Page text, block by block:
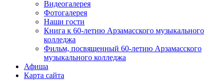
Видеогалерея
Фотогалерея
Наши гости
Книга к 60-летию Арзамасского музыкального
колледжа
Фильм, посвященный 60-летию Арзамасского
музыкального колледжа
Афиша
Карта сайта